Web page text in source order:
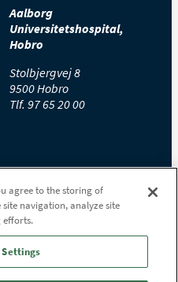
Aalborg
Universitetshospital,
Hobro
Stolbjergvej 8
9500 Hobro
Tlf. 97 65 20 00
agree to the storing of
navigation, analyze site
efforts.